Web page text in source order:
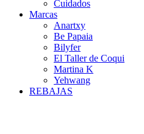
Cuidados
Marcas
Anartxy
Be Papaia
Bilyfer
El Taller de Coqui
Martina K
Yehwang
REBAJAS